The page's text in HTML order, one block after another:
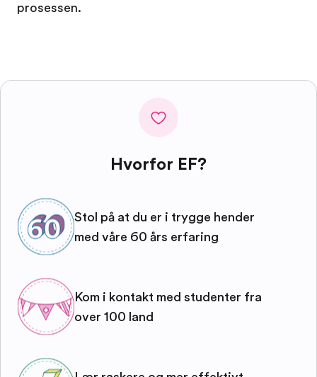
prosessen.
Hvorfor EF?
Stol på at du er i trygge hender
med våre 60 års erfaring
Kom i kontakt med studenter fra
over 100 land